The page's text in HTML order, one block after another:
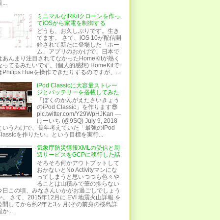
ミニマルなIRKitクローンを作っ
てiOSから家電を制御する
どうも、お久しぶりです。生き
てます。 さて、iOS 10が配信開
始されて新たに登場した「ホー
ム」アプリのおかげで、日本で
あんまり注目されてなかったHomeKitが熱く
ってるみたいです。(個人的感想) HomeKitで
Philips Hueを操作できたりするのですが、...
iPod Classicに大容量ストレー
ジとバッテリーを搭載してみた
「ぼくのかんがえたさいきょう
のiPod Classic」を作ります😎
pic.twitter.com/Y29WpHJKan —
けーいち (@9SQ) July 9, 2018
いうわけで、長年考えていた「最強のiPod
を作りたい」という目標を実行...
気象庁防災情報XMLの受信と周
辺サービスをGCPに移行した話
そろそろ何かアウトプットして
おかないとNo Activityマンにな
ってしまうと思いつつも色々や
ることは山積みで筆の捗らない
日この頃、みなさんいかがお過ごしでしょう
。 さて、2015年12月に EVI 地震火山詳報 を
開してから約2年と3ヶ月(その前身の桜島詳
か...